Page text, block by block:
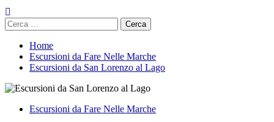
Ricerca
per:
Home
Escursioni da Fare Nelle Marche
Escursioni da San Lorenzo al Lago
Escursioni da Fare Nelle Marche